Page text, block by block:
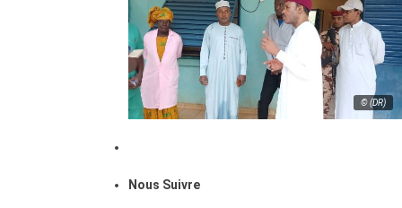
© (DR)
Nous Suivre